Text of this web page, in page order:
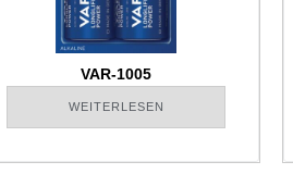
VAR-1005
WEITERLESEN